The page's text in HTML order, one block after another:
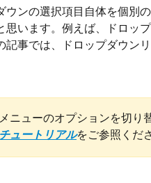
ンの選択項目自体を個別
います。例えば、ドロッ
事では、ドロップダウン
ニューのオプションを切り
ュートリアルをご参照くだ